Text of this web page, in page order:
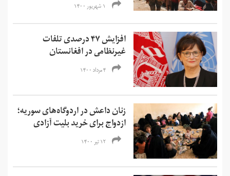
۱ شهریور ۱۴۰۰
افزایش ۴۷ درصدی تلفات
غیرنظامی در افغانستان
۴ مرداد ۱۴۰۰
زنان داعش در اردوگاه‌های سوریه؛
ازدواج برای خرید بلیت آزادی
۱۲ تیر ۱۴۰۰